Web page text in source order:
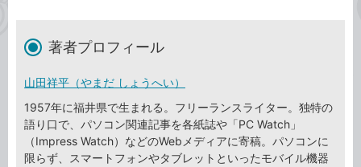
著者プロフィール
山田祥平（やまだ しょうへい）
1957年に福井県で生まれる。フリーランスライター。独特の
語り口で、パソコン関連記事を各紙誌や「PC Watch」
（Impress Watch）などのWebメディアに寄稿。パソコンに
限らず、スマートフォンやタブレットといったモバイル機器